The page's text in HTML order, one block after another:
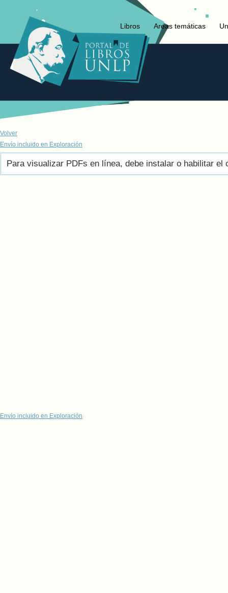
Libros Areas temáticas
Volver
Envío incluido en Exploración
Para visualizar PDFs en línea, debe instalar o habilitar el
Envío incluido en Exploración